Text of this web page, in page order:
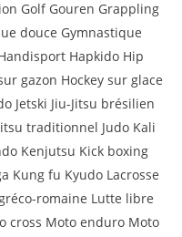
Golf Gouren Grappling
douce Gymnastique
Hapkido Hip
gazon Hockey sur glace
Jetski Jiu-Jitsu brésilien
traditionnel Judo Kali
Kenjutsu Kick boxing
Kung fu Kyudo Lacrosse
romaine Lutte libre
cross Moto enduro Moto